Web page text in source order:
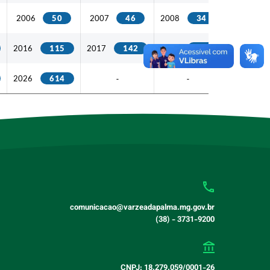
2006 50 2007 46 2008 34
2016 115 2017 142 2018 77 2019
2026 614 - -
comunicacao@varzeadapalma.mg.gov.br
(38) - 3731-9200